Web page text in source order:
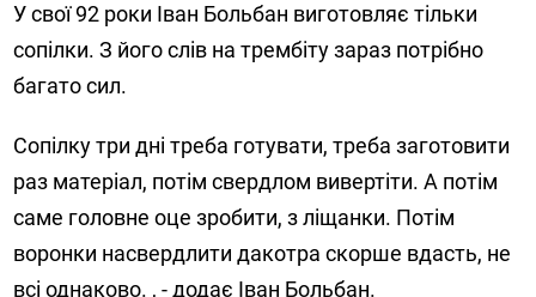
У свої 92 роки Іван Больбан виготовляє тільки
сопілки. З його слів на трембіту зараз потрібно
багато сил.
Сопілку три дні треба готувати, треба заготовити
раз матеріал, потім свердлом вивертіти. А потім
саме головне оце зробити, з ліщанки. Потім
воронки насвердлити дакотра скорше вдасть, не
всі однаково. , - додає Іван Больбан.